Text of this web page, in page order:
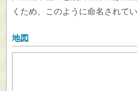
くため、このように命名されてい
地図